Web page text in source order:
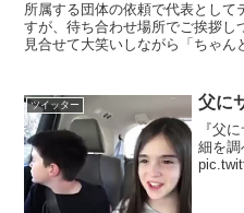
所属する団体の依頼で代表として
すが、待ち合わせ場所でご挨拶し
見合せて大笑いしながら「ちゃ
ツイッター 父に
『父
細を調